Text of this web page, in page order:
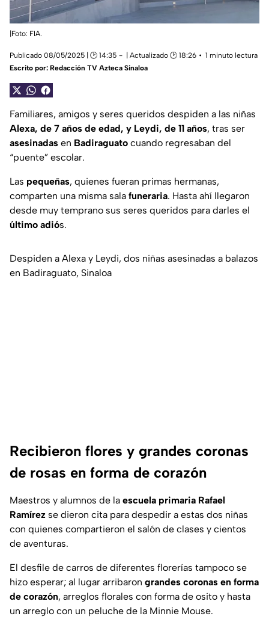
|Foto: FIA.
Publicado 08/05/2025 | 🕑 14:35 | Actualizado 🕑 18:26
1 minuto lectura
Escrito por: Redacción TV Azteca Sinaloa
Familiares, amigos y seres queridos despiden a las niñas
Alexa, de 7 años de edad, y Leydi, de 11 años, tras ser
asesinadas en Badiraguato cuando regresaban del
“puente” escolar.
Las pequeñas, quienes fueran primas hermanas,
comparten una misma sala funeraria. Hasta ahí llegaron
desde muy temprano sus seres queridos para darles el
último adiós.
Despiden a Alexa y Leydi, dos niñas asesinadas a balazos
en Badiraguato, Sinaloa
Recibieron flores y grandes coronas
de rosas en forma de corazón
Maestros y alumnos de la escuela primaria Rafael
Ramírez se dieron cita para despedir a estas dos niñas
con quienes compartieron el salón de clases y cientos
de aventuras.
El desfile de carros de diferentes florerías tampoco se
hizo esperar; al lugar arribaron grandes coronas en forma
de corazón, arreglos florales con forma de osito y hasta
un arreglo con un peluche de la Minnie Mouse.